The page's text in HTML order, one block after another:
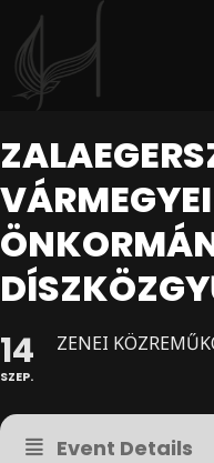
VÁRMEGYEI
14
SZEP.
ZENEI
Event Details